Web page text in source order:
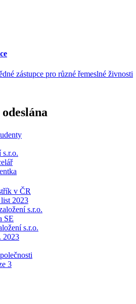
zástupce pro různé řemeslné živnosti
s.r.o.
v ČR
2023
s.r.o.
SE
s.r.o.
2023
3